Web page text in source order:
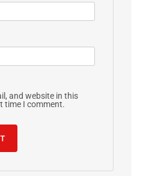
and website in this
time I comment.